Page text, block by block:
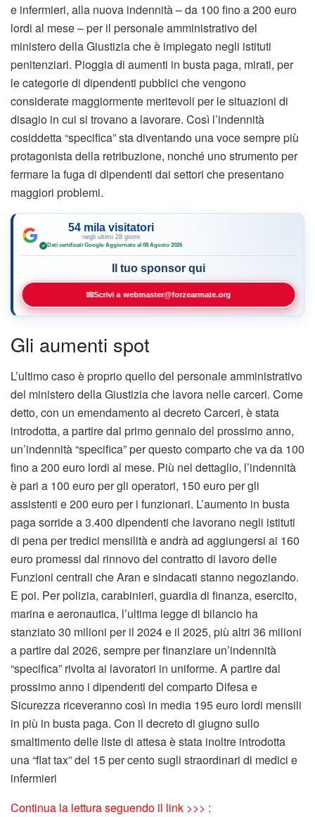
e infermieri, alla nuova indennità – da 100 fino a 200 euro
lordi al mese – per il personale amministrativo del
ministero della Giustizia che è impiegato negli istituti
penitenziari. Pioggia di aumenti in busta paga, mirati, per
le categorie di dipendenti pubblici che vengono
considerate maggiormente meritevoli per le situazioni di
disagio in cui si trovano a lavorare. Così l’indennità
cosiddetta “specifica” sta diventando una voce sempre più
protagonista della retribuzione, nonché uno strumento per
fermare la fuga di dipendenti dai settori che presentano
maggiori problemi.
54 mila visitatori
negli ultimi 28 giorni
✓ Dati certificati Google·Aggiornato al 08 Agosto 2026
Il tuo sponsor qui
✉Scrivi a webmaster@forzearmate.org
Gli aumenti spot
L’ultimo caso è proprio quello del personale amministrativo
del ministero della Giustizia che lavora nelle carceri. Come
detto, con un emendamento al decreto Carceri, è stata
introdotta, a partire dal primo gennaio del prossimo anno,
un’indennità “specifica” per questo comparto che va da 100
fino a 200 euro lordi al mese. Più nel dettaglio, l’indennità
è pari a 100 euro per gli operatori, 150 euro per gli
assistenti e 200 euro per i funzionari. L’aumento in busta
paga sorride a 3.400 dipendenti che lavorano negli istituti
di pena per tredici mensilità e andrà ad aggiungersi ai 160
euro promessi dal rinnovo del contratto di lavoro delle
Funzioni centrali che Aran e sindacati stanno negoziando.
E poi. Per polizia, carabinieri, guardia di finanza, esercito,
marina e aeronautica, l’ultima legge di bilancio ha
stanziato 30 milioni per il 2024 e il 2025, più altri 36 milioni
a partire dal 2026, sempre per finanziare un’indennità
“specifica” rivolta ai lavoratori in uniforme. A partire dal
prossimo anno i dipendenti del comparto Difesa e
Sicurezza riceveranno così in media 195 euro lordi mensili
in più in busta paga. Con il decreto di giugno sullo
smaltimento delle liste di attesa è stata inoltre introdotta
una “flat tax” del 15 per cento sugli straordinari di medici e
infermieri
Continua la lettura seguendo il link >>> :